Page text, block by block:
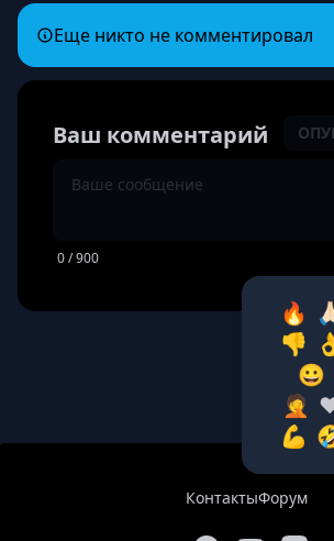
Еще никто не комментировал
Ваш комментарий
0/ 900
🔥
👎
😀
🤦‍
💪
КонтактыФорум